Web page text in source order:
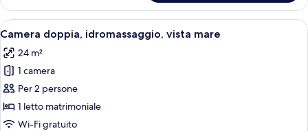
vista
mare
Superior,
letto
matrimoniale,
balcone,
vista
mare
Apri
tutte
le
foto
per
Camera
doppia,
Camera d'albergo con balcone, un
10
Camera doppia, idromassaggio, vista mare
24 m²
1 camera
Per 2 persone
1 letto matrimoniale
Wi-Fi gratuito